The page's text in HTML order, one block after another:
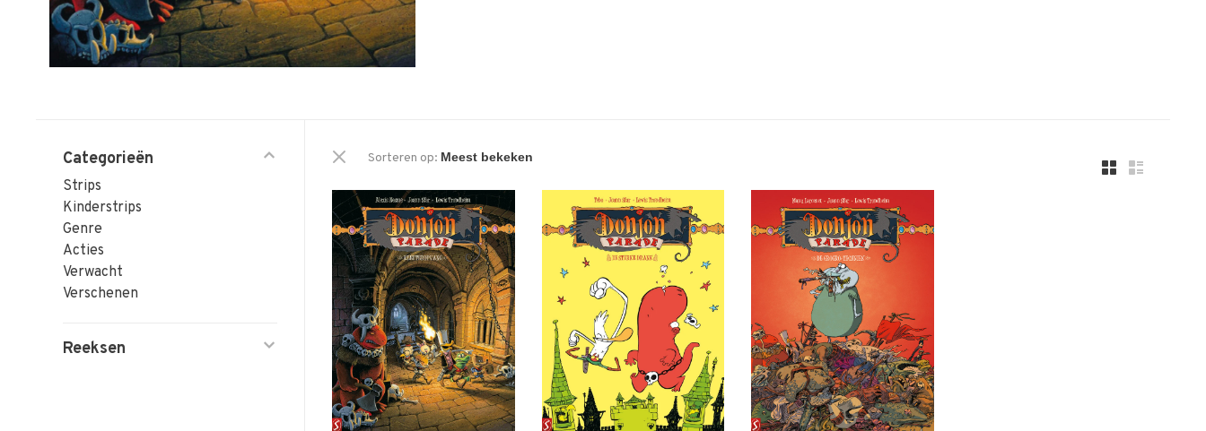
Categorieën
Strips
Kinderstrips
Genre
Acties
Verwacht
Verschenen
Reeksen
Sorteren op: